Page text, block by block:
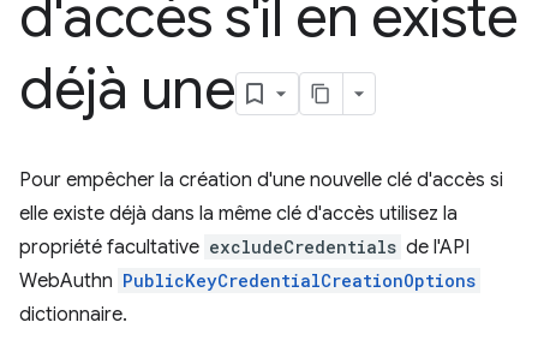
d'accès s'il en existe
déjà une
Pour empêcher la création d'une nouvelle clé d'accès si
elle existe déjà dans la même clé d'accès utilisez la
propriété facultative excludeCredentials de l'API
WebAuthn PublicKeyCredentialCreationOptions
dictionnaire.